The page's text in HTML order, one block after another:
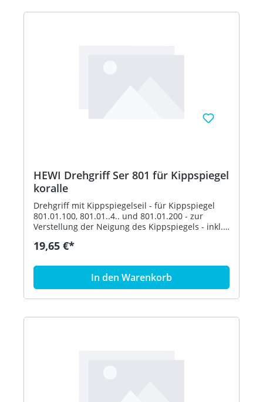
HEWI Drehgriff Ser 801 für Kippspiegel
koralle
Drehgriff mit Kippspiegelseil - für Kippspiegel
801.01.100, 801.01..4.. und 801.01.200 - zur
Verstellung der Neigung des Kippspiegels - inkl.
Polyamid nach HEWI Farbtabelle - in HEWI Farbe
19,65 €*
In den Warenkorb